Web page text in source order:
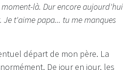
là. Dur encore aujourd'hui
t'aime papa... tu me manques
départ de mon père. La
De jour en jour, les